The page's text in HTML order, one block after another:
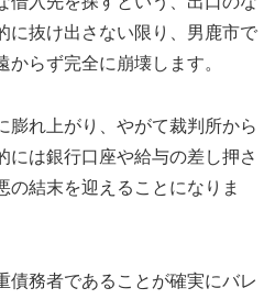
に抜け出さない限り、男鹿市で
らず完全に崩壊します。
膨れ上がり、やがて裁判所から
には銀行口座や給与の差し押さ
の結末を迎えることになりま
債務者であることが確実にバレ